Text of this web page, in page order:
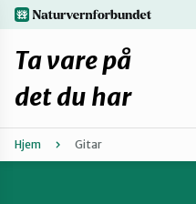
Hopp
til
hovedinnhold
naturvernforbundet.no
Ta vare på
det du har
Hjem Gitar